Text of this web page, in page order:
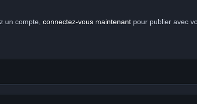
un compte, connectez-vous maintenantpour publier avec